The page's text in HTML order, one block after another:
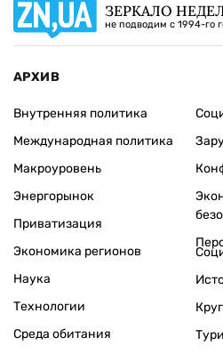
ЗЕРКАЛО
не подводим с 1994-го
АРХИВ
Внутренняя политика
Международная политика
Макроуровень
Энергорынок
Приватизация
Экономика регионов
Наука
Технологии
Среда обитания